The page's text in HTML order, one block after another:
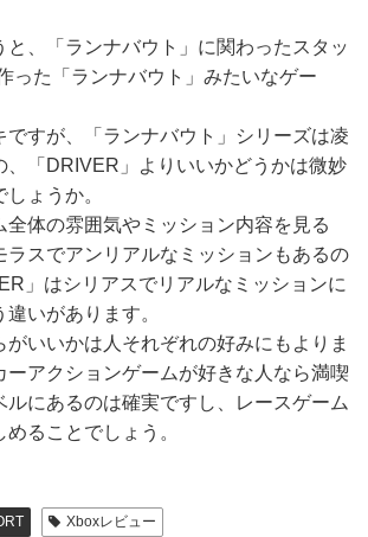
と、「ランナバウト」に関わったスタッ
った「ランナバウト」みたいなゲー
ですが、「ランナバウト」シリーズは凌
、「DRIVER」よりいいかどうかは微妙
ょうか。
全体の雰囲気やミッション内容を見る
ラスでアンリアルなミッションもあるの
」はシリアスでリアルなミッションに
いがあります。
がいいかは人それぞれの好みにもよりま
ーアクションゲームが好きな人なら満喫
ルにあるのは確実ですし、レースゲーム
ることでしょう。
Xboxレビュー